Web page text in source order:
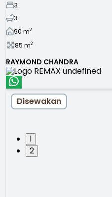
3
3
90 m2
85 m2
RAYMOND CHANDRA
1
2
Disewakan